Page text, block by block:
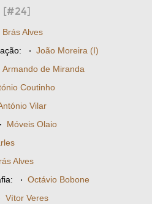
[#24]
Brás Alves
· João Moreira (I)
Armando de Miranda
Coutinho
Vilar
· Móveis Olaio
Alves
· Octávio Bobone
Vítor Veres